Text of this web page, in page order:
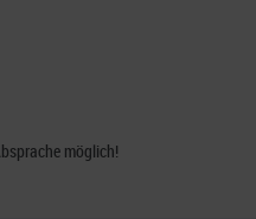
möglich!